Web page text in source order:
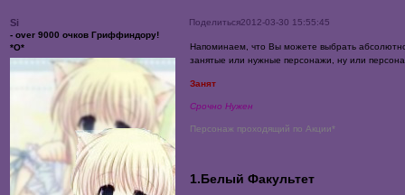
Поделиться2012-03-30 15:55:45
Si
- over 9000 очков Гриффиндору!
*О*
Напоминаем, что Вы можете выбрать
занятые или нужные персонажи, ну или
Занят
Срочно Нужен
Персонаж проходящий по Акции*
1.Белый Факультет